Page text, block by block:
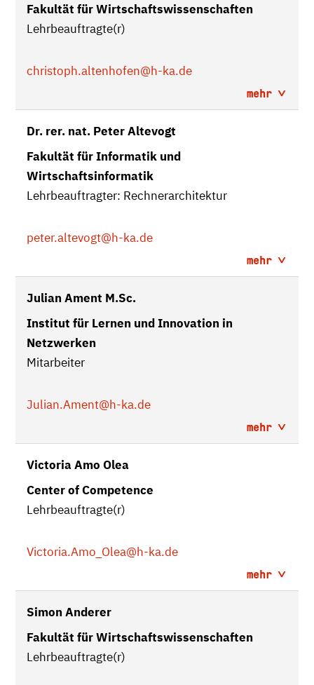
Fakultät für Wirtschaftswissenschaften
Lehrbeauftragte(r)
christoph.altenhofen@h-ka.de
mehr
Dr. rer. nat. Peter Altevogt
Fakultät für Informatik und
Wirtschaftsinformatik
Lehrbeauftragter: Rechnerarchitektur
peter.altevogt@h-ka.de
mehr
Julian Ament M.Sc.
Institut für Lernen und Innovation in
Netzwerken
Mitarbeiter
Julian.Ament@h-ka.de
mehr
Victoria Amo Olea
Center of Competence
Lehrbeauftragte(r)
Victoria.Amo_Olea@h-ka.de
mehr
Simon Anderer
Fakultät für Wirtschaftswissenschaften
Lehrbeauftragte(r)